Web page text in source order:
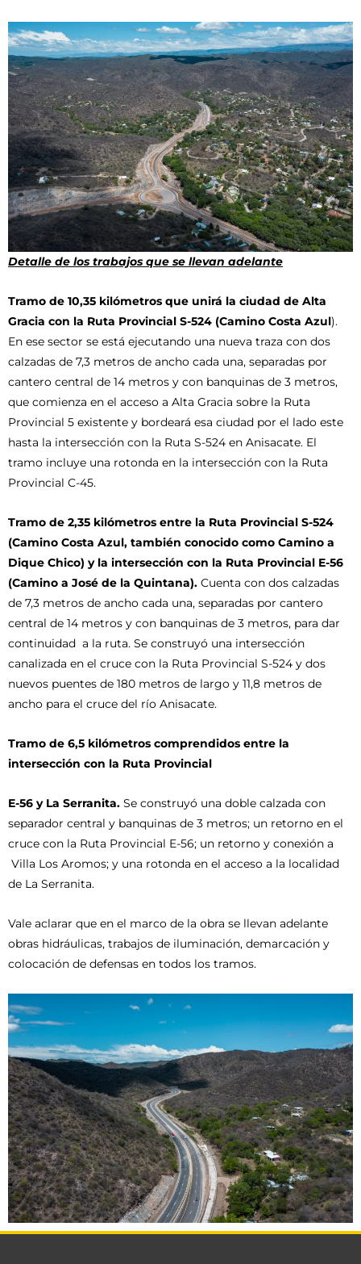
Detalle de los trabajos que se llevan adelante
Tramo de 10,35 kilómetros que unirá la ciudad de Alta
Gracia con la Ruta Provincial S-524 (Camino Costa Azul).
En ese sector se está ejecutando una nueva traza con dos
calzadas de 7,3 metros de ancho cada una, separadas por
cantero central de 14 metros y con banquinas de 3 metros,
que comienza en el acceso a Alta Gracia sobre la Ruta
Provincial 5 existente y bordeará esa ciudad por el lado este
hasta la intersección con la Ruta S-524 en Anisacate. El
tramo incluye una rotonda en la intersección con la Ruta
Provincial C-45.
Tramo de 2,35 kilómetros entre la Ruta Provincial S-524
(Camino Costa Azul, también conocido como Camino a
Dique Chico) y la intersección con la Ruta Provincial E-56
(Camino a José de la Quintana). Cuenta con dos calzadas
de 7,3 metros de ancho cada una, separadas por cantero
central de 14 metros y con banquinas de 3 metros, para dar
continuidad a la ruta. Se construyó una intersección
canalizada en el cruce con la Ruta Provincial S-524 y dos
nuevos puentes de 180 metros de largo y 11,8 metros de
ancho para el cruce del río Anisacate.
Tramo de 6,5 kilómetros comprendidos entre la
intersección con la Ruta Provincial
E-56 y La Serranita. Se construyó una doble calzada con
separador central y banquinas de 3 metros; un retorno en el
cruce con la Ruta Provincial E-56; un retorno y conexión a
Villa Los Aromos; y una rotonda en el acceso a la localidad
de La Serranita.
Vale aclarar que en el marco de la obra se llevan adelante
obras hidráulicas, trabajos de iluminación, demarcación y
colocación de defensas en todos los tramos.